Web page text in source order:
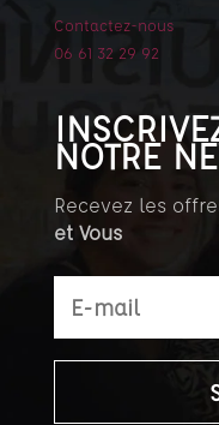
Contactez-nous
06 61 32 29 92
NOTRE
Recevez les
et Vous